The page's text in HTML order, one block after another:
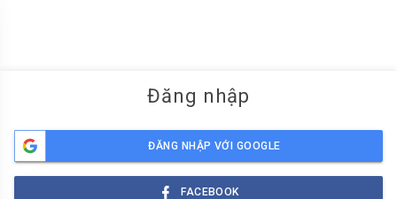
Đăng nhập
ĐĂNG NHẬP VỚI GOOGLE
FACEBOOK